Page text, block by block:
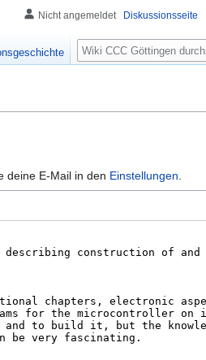
deine E-Mail in den Einstellungen
Nicht angemeldet Diskussionsseite